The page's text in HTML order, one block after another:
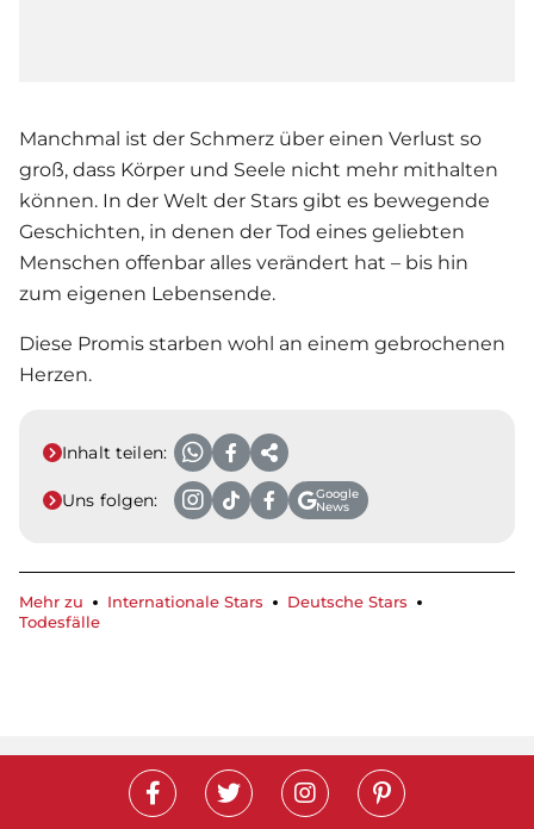
Manchmal ist der Schmerz über einen Verlust so
groß, dass Körper und Seele nicht mehr mithalten
können. In der Welt der Stars gibt es bewegende
Geschichten, in denen der Tod eines geliebten
Menschen offenbar alles verändert hat – bis hin
zum eigenen Lebensende.
Diese Promis starben wohl an einem gebrochenen
Herzen.
Inhalt teilen:
Uns folgen:
Google
News
Mehr zu Internationale Stars
Deutsche Stars
Todesfälle